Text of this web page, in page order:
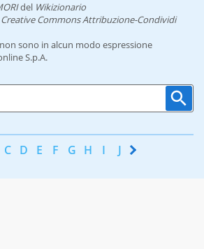
del Wikizionario
Creative Commons Attribuzione-Condividi
sono in alcun modo espressione
S.p.A.
C D E F G H I J K